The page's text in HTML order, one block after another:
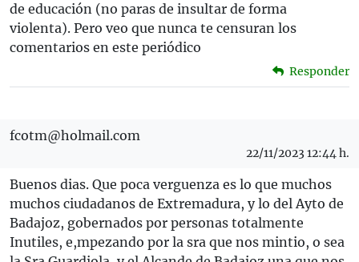
de educación (no paras de insultar de forma
violenta). Pero veo que nunca te censuran los
comentarios en este periódico
Responder
fcotm@holmail.com
22/11/2023 12:44 h.
Buenos dias. Que poca verguenza es lo que muchos
muchos ciudadanos de Extremadura, y lo del Ayto de
Badajoz, gobernados por personas totalmente
Inutiles, e,mpezando por la sra que nos mintio, o sea